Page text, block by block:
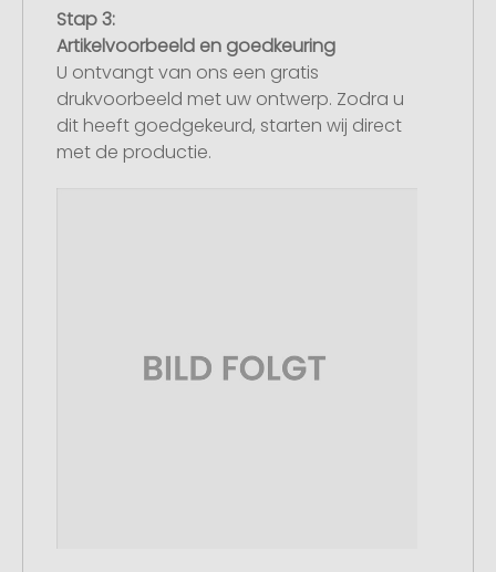
Stap 3:
Artikelvoorbeeld en goedkeuring
U ontvangt van ons een gratis
drukvoorbeeld met uw ontwerp. Zodra u
dit heeft goedgekeurd, starten wij direct
met de productie.